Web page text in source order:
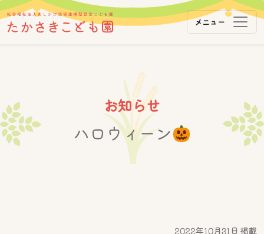
メインナビゲーション メニュー
お知らせ
ハロウィーン
2022年10月31日 掲載